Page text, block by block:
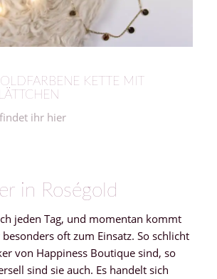
KETTE MIT
ihr hier
in Roségold
jeden Tag, und momentan kommt
oft zum Einsatz. So schlicht
von Happiness Boutique sind, so
sind sie auch. Es handelt sich